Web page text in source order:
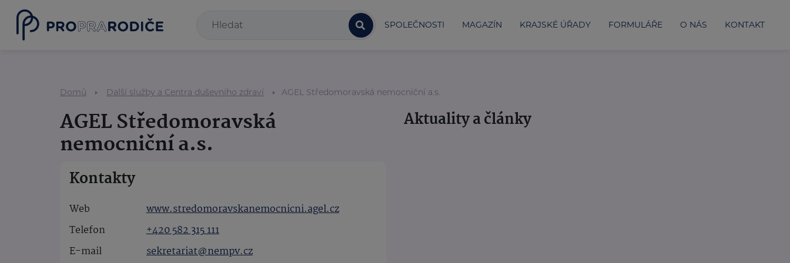
SPOLEČNOSTI MAGAZÍN KRAJSKÉ ÚŘADY FORMULÁŘE O NÁS KONTAKT
Domů Další služby a Centra duševního zdraví AGEL Středomoravská nemocniční a.s.
AGEL Středomoravská
nemocniční a.s.
Kontakty
Web
www.stredomoravskanemocnicni.agel.cz
Telefon
+420 582 315 111
E-mail
sekretariat@nempv.cz
Aktuality a články